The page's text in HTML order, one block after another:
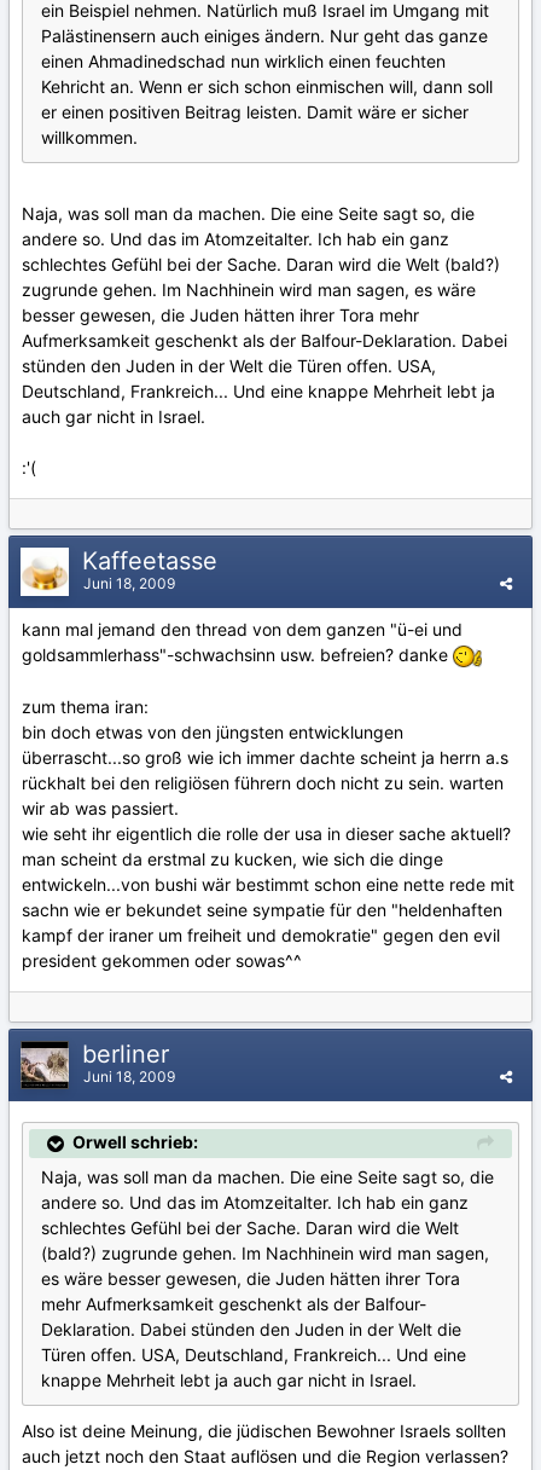
ein Beispiel nehmen. Natürlich muß Israel im Umgang mit
Palästinensern auch einiges ändern. Nur geht das ganze
einen Ahmadinedschad nun wirklich einen feuchten
Kehricht an. Wenn er sich schon einmischen will, dann soll
er einen positiven Beitrag leisten. Damit wäre er sicher
willkommen.
Naja, was soll man da machen. Die eine Seite sagt so, die
andere so. Und das im Atomzeitalter. Ich hab ein ganz
schlechtes Gefühl bei der Sache. Daran wird die Welt (bald?)
zugrunde gehen. Im Nachhinein wird man sagen, es wäre
besser gewesen, die Juden hätten ihrer Tora mehr
Aufmerksamkeit geschenkt als der Balfour-Deklaration. Dabei
stünden den Juden in der Welt die Türen offen. USA,
Deutschland, Frankreich... Und eine knappe Mehrheit lebt ja
auch gar nicht in Israel.
:'(
Kaffeetasse
Juni 18, 2009
kann mal jemand den thread von dem ganzen "ü-ei und
goldsammlerhass"-schwachsinn usw. befreien? danke
zum thema iran:
bin doch etwas von den jüngsten entwicklungen
überrascht...so groß wie ich immer dachte scheint ja herrn a.s
rückhalt bei den religiösen führern doch nicht zu sein. warten
wir ab was passiert.
wie seht ihr eigentlich die rolle der usa in dieser sache aktuell?
man scheint da erstmal zu kucken, wie sich die dinge
entwickeln...von bushi wär bestimmt schon eine nette rede mit
sachn wie er bekundet seine sympatie für den "heldenhaften
kampf der iraner um freiheit und demokratie" gegen den evil
president gekommen oder sowas^^
berliner
Juni 18, 2009
Orwell schrieb:
Naja, was soll man da machen. Die eine Seite sagt so, die
andere so. Und das im Atomzeitalter. Ich hab ein ganz
schlechtes Gefühl bei der Sache. Daran wird die Welt
(bald?) zugrunde gehen. Im Nachhinein wird man sagen,
es wäre besser gewesen, die Juden hätten ihrer Tora
mehr Aufmerksamkeit geschenkt als der Balfour-
Deklaration. Dabei stünden den Juden in der Welt die
Türen offen. USA, Deutschland, Frankreich... Und eine
knappe Mehrheit lebt ja auch gar nicht in Israel.
Also ist deine Meinung, die jüdischen Bewohner Israels sollten
auch jetzt noch den Staat auflösen und die Region verlassen?